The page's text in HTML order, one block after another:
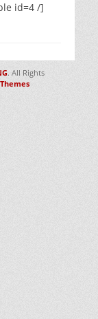
id=4 /]
. All Rights